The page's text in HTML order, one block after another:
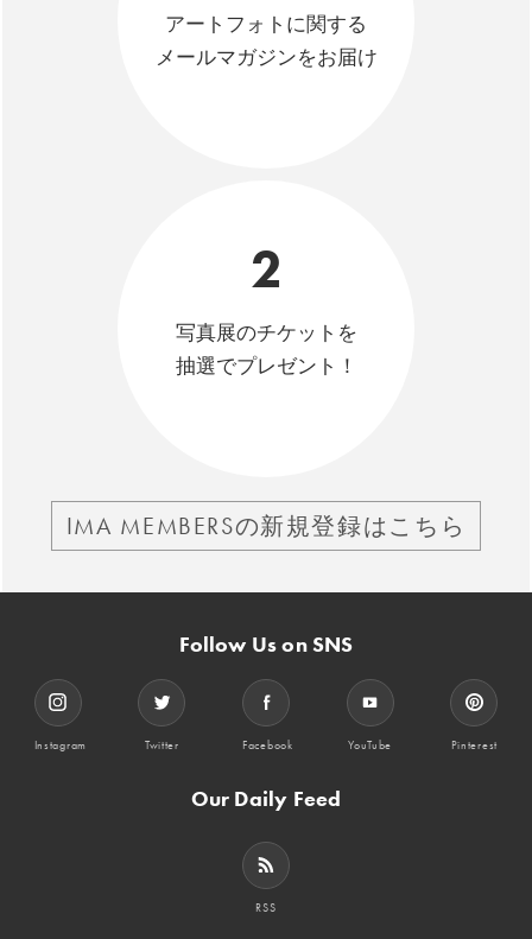
アートフォトに関する
メールマガジンをお届け
2
写真展のチケットを
抽選でプレゼント！
IMA MEMBERSの新規登録はこちら
Follow Us on SNS
Instagram Twitter Facebook YouTube Pinterest
Our Daily Feed
RSS